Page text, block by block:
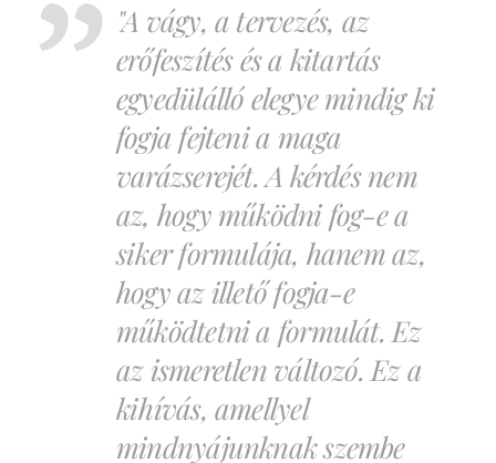
"A vágy, a tervezés, az
erőfeszítés és a kitartás
egyedülálló elegye mindig ki
fogja fejteni a maga
varázserejét. A kérdés nem
az, hogy működni fog-e a
siker formulája, hanem az,
hogy az illető fogja-e
működtetni a formulát. Ez
az ismeretlen változó. Ez a
kihívás, amellyel
mindnyájunknak szembe